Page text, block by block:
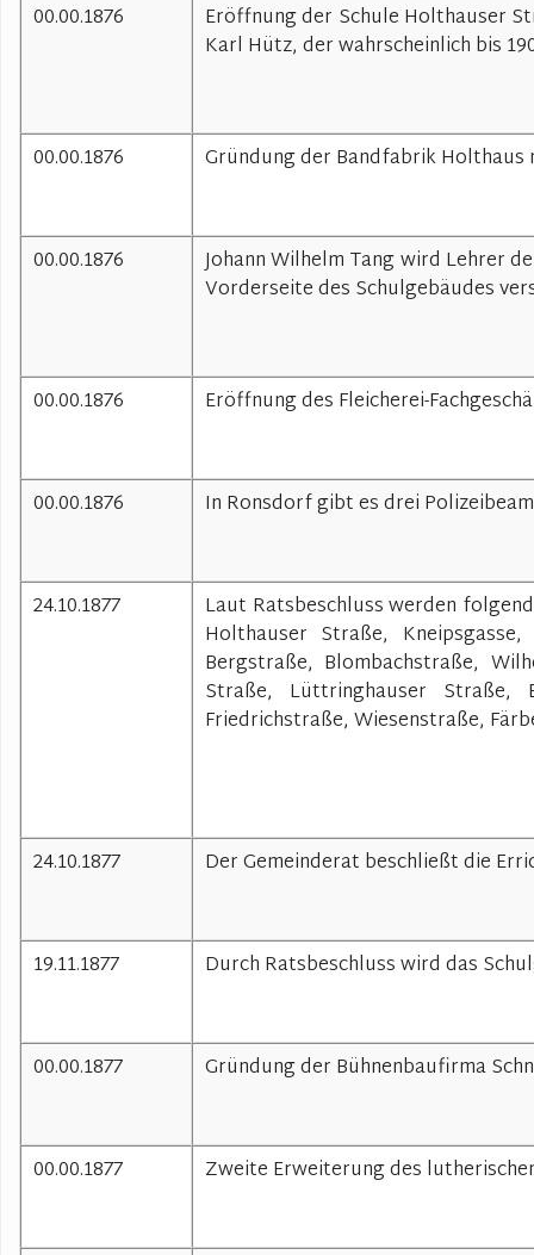
00.00.1876
Eröffnung der Schule Holthauser
Karl Hütz, der wahrscheinlich bis
00.00.1876 Gründung der Bandfabrik Holthaus
00.00.1876
Johann Wilhelm Tang wird Lehrer
Vorderseite des Schulgebäudes
00.00.1876 Eröffnung des Fleicherei-
00.00.1876 In Ronsdorf gibt es drei
24.10.1877
Laut Ratsbeschluss werden
Holthauser Straße,
Bergstraße, Blombachstraße,
Straße, Lüttringhauser Straße,
Friedrichstraße, Wiesenstraße,
24.10.1877 Der Gemeinderat beschließt die
19.11.1877 Durch Ratsbeschluss wird das
00.00.1877 Gründung der Bühnenbaufirma
00.00.1877 Zweite Erweiterung des